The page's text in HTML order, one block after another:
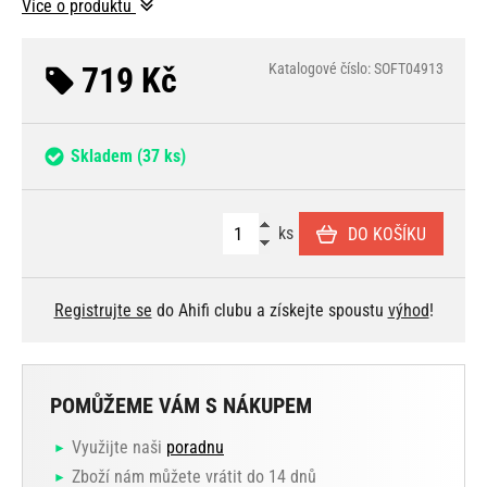
Více o produktu
719 Kč Katalogové číslo: SOFT04913
Skladem (37 ks)
ks DO KOŠÍKU
Registrujte se do Ahifi clubu a získejte spoustu výhod!
POMŮŽEME VÁM S NÁKUPEM
Využijte naši poradnu
Zboží nám můžete vrátit do 14 dnů